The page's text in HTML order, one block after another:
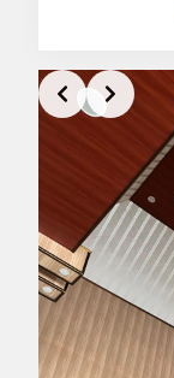
Slide 3 of 3